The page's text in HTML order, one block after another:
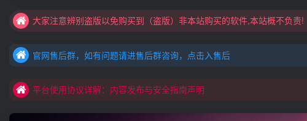
村长黑科技欢迎您！！！全网更新：新项目，新势力，共同发展
官网售后群，如有问题请进售后群咨询，点击入售后
官网售后群，如有问题请进售后群咨询，点击入售后
平台使用协议详解：内容发布与安全指南声明